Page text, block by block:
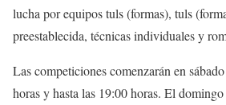
lucha por equipos tuls (formas), tuls
preestablecida, técnicas individuales y
Las competiciones comenzarán en
horas y hasta las 19:00 horas. El